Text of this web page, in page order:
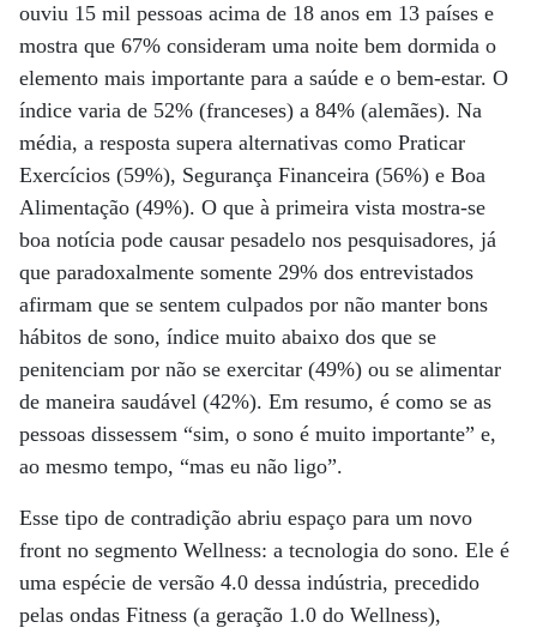
ouviu 15 mil pessoas acima de 18 anos em 13 países e
mostra que 67% consideram uma noite bem dormida o
elemento mais importante para a saúde e o bem-estar. O
índice varia de 52% (franceses) a 84% (alemães). Na
média, a resposta supera alternativas como Praticar
Exercícios (59%), Segurança Financeira (56%) e Boa
Alimentação (49%). O que à primeira vista mostra-se
boa notícia pode causar pesadelo nos pesquisadores, já
que paradoxalmente somente 29% dos entrevistados
afirmam que se sentem culpados por não manter bons
hábitos de sono, índice muito abaixo dos que se
penitenciam por não se exercitar (49%) ou se alimentar
de maneira saudável (42%). Em resumo, é como se as
pessoas dissessem “sim, o sono é muito importante” e,
ao mesmo tempo, “mas eu não ligo”.
Esse tipo de contradição abriu espaço para um novo
front no segmento Wellness: a tecnologia do sono. Ele é
uma espécie de versão 4.0 dessa indústria, precedido
pelas ondas Fitness (a geração 1.0 do Wellness),